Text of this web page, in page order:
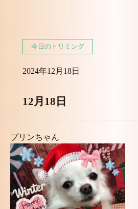
今日のトリミング
2024年12月18日
12月18日
プリンちゃん